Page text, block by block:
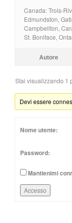
Canada: Trois-
Edmundston,
Campbellton,
St. Boniface,
Autore
Stai visualizzando 1
Devi essere
Nome utente:
Password:
Mantienimi
Accesso